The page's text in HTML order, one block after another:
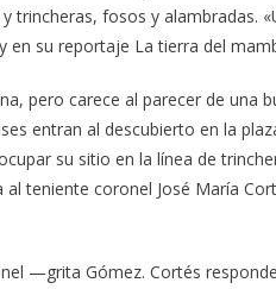
trincheras, fosos y alambradas.
en su reportaje La tierra del
pero carece al parecer de una
entran al descubierto en la
su sitio en la línea de
teniente coronel José María
—grita Gómez. Cortés